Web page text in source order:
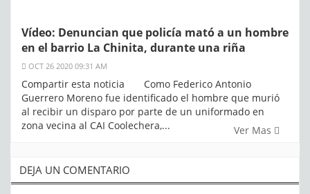
Vídeo: Denuncian que policía mató a un hombre
en el barrio La Chinita, durante una riña
OCT 26 2020 09:31 AM
Compartir esta noticia Como Federico Antonio
Guerrero Moreno fue identificado el hombre que murió
al recibir un disparo por parte de un uniformado en
zona vecina al CAI Coolechera,...
Ver Mas
DEJA UN COMENTARIO